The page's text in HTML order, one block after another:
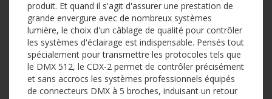
produit. Et quand il s'agit d'assurer une prestation de
grande envergure avec de nombreux systèmes
lumière, le choix d'un câblage de qualité pour contrôler
les systèmes d'éclairage est indispensable. Pensés tout
spécialement pour transmettre les protocoles tels que
le DMX 512, le CDX-2 permet de contrôler précisément
et sans accrocs les systèmes professionnels équipés
de connecteurs DMX à 5 broches, induisant un retour